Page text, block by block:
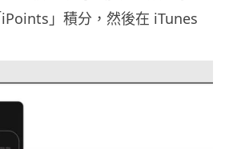
」積分，然後在 iTunes